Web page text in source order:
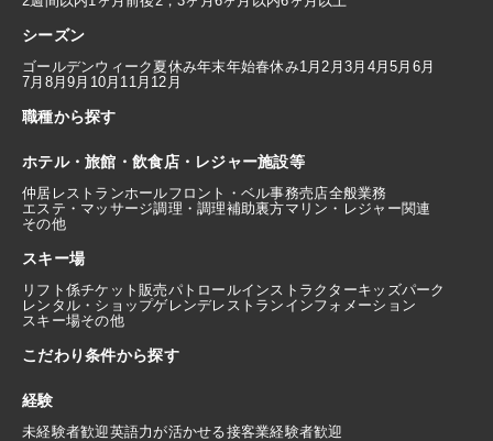
シーズン
ゴールデンウィーク 夏休み年末年始春休み1月 2月3月 4月5月 6月
7月 8月9月 10月 11月 12月
職種から探す
ホテル・旅館・飲食店・レジャー施設等
仲居 レストランホールフロント・ベル事務売店全般業務
エステ・マッサージ調理・調理補助裏方マリン・レジャー関連
その他
スキー場
リフト係チケット販売パトロールインストラクターキッズパーク
レンタル・ショップゲレンデレストラン インフォメーション
スキー場その他
こだわり条件から探す
経験
未経験者歓迎英語力が活かせる接客業経験者歓迎